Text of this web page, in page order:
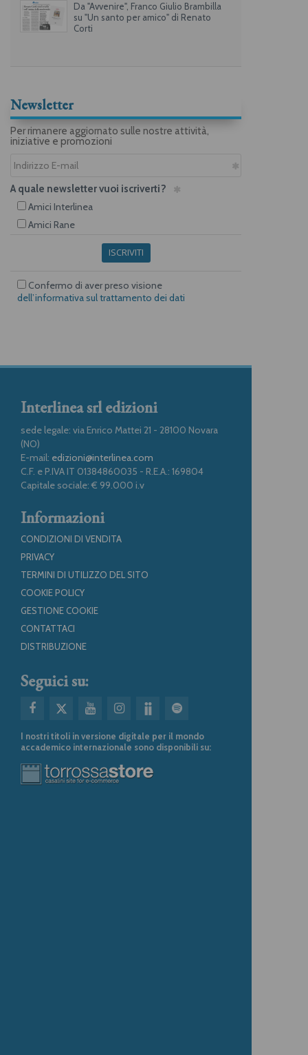
Da "Avvenire", Franco Giulio Brambilla
su "Un santo per amico" di Renato
Corti
Newsletter
Per rimanere aggiornato sulle nostre attività,
iniziative e promozioni
A quale newsletter vuoi iscriverti?
Amici Interlinea
Amici Rane
ISCRIVITI
Confermo di aver preso visione
dell’informativa sul trattamento dei dati
Interlinea srl edizioni
sede legale: via Enrico Mattei 21 - 28100 Novara
(NO)
E-mail: edizioni@interlinea.com
C.F. e P.IVA IT 01384860035 - R.E.A.: 169804
Capitale sociale: € 99.000 i.v
Informazioni
CONDIZIONI DI VENDITA
PRIVACY
TERMINI DI UTILIZZO DEL SITO
COOKIE POLICY
GESTIONE COOKIE
CONTATTACI
DISTRIBUZIONE
Seguici su:
I nostri titoli in versione digitale per il mondo
accademico internazionale sono disponibili su: